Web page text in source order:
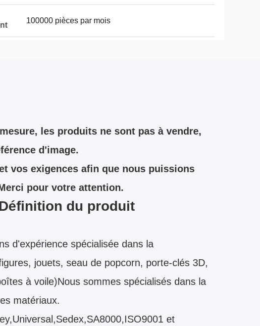
100000 pièces par mois
les produits ne sont pas à vendre,
d'image.
vos exigences afin que nous puissions
pour votre attention.
du produit
d'expérience spécialisée dans la
jouets, seau de popcorn, porte-clés 3D,
à voile)Nous sommes spécialisés dans la
matériaux.
et